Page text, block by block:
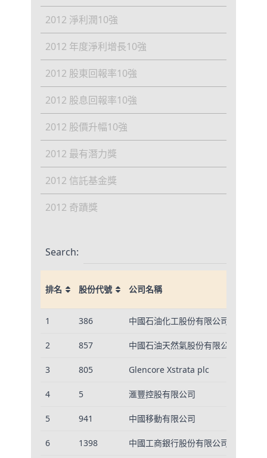
2012 淨利潤10強
2012 年度淨利增長10強
2012 股東回報率10強
2012 股息回報率10強
2012 股價升幅10強
2012 最有潛力獎
2012 信託基金獎
2012 奇蹟獎
Search:
排名 股份代號 公司名稱
公司名稱
1 386 中國石油化工股份有限公司
2 857 中國石油天然氣股份有限公司
3 805 Glencore Xstrata plc
4 5 滙豐控股有限公司
5 941 中國移動有限公司
6 1398 中國工商銀行股份有限公司